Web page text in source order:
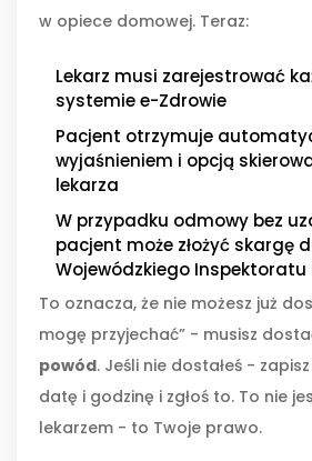
w opiece domowej. Teraz:
Lekarz musi zarejestrować
systemie e-Zdrowie
Pacjent otrzymuje
wyjaśnieniem i opcją
lekarza
W przypadku odmowy bez
pacjent może złożyć skargę
Wojewódzkiego Inspektoratu
To oznacza, że nie możesz już
mogę przyjechać” - musisz
powód. Jeśli nie dostałeś -
datę i godzinę i zgłoś to. To nie
lekarzem - to Twoje prawo.